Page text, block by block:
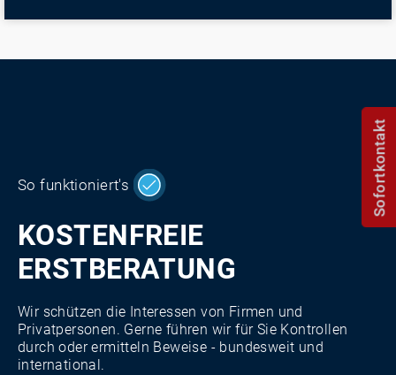
So funktioniert's
KOSTENFREIE
ERSTBERATUNG
Wir schützen die Interessen von Firmen und
Privatpersonen. Gerne führen wir für Sie Kontrollen
durch oder ermitteln Beweise - bundesweit und
international.
Sofortkontakt